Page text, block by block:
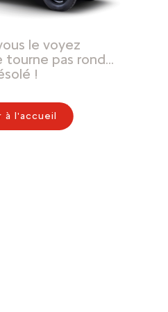
le voyez
pas rond…
!
à l'accueil